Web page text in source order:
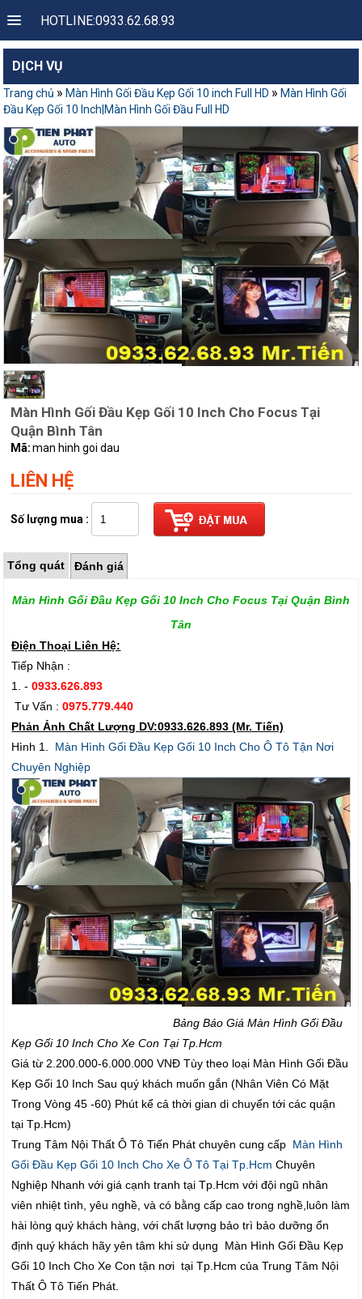
HOTLINE:0933.62.68.93
DỊCH VỤ
Trang chủ » Màn Hình Gối Đầu Kẹp Gối 10 inch Full HD » Màn Hình Gối
Đầu Kẹp Gối 10 Inch|Màn Hình Gối Đầu Full HD
Màn Hình Gối Đầu Kẹp Gối 10 Inch Cho Focus Tại
Quận Bình Tân
Mã: man hinh goi dau
LIÊN HỆ
Số lượng mua :
Tổng quát Đánh giá
Màn Hình Gối Đầu Kẹp Gối 10 Inch Cho Focus Tại Quận Bình
Tân
Điện Thoại Liên Hệ:
Tiếp Nhận :
1. -0933.626.893
Tư Vấn :0975.779.440
Phản Ảnh Chất Lượng DV:0933.626.893 (Mr. Tiến)
Hình 1. Màn Hình Gối Đầu Kẹp Gối 10 Inch Cho Ô Tô Tận Nơi
Chuyên Nghiệp
Bảng Báo Giá Màn Hình Gối Đầu
Kẹp Gối 10 Inch Cho Xe Con Tại Tp.Hcm
Giá từ 2.200.000-6.000.000 VNĐ Tùy theo loại Màn Hình Gối Đầu
Kẹp Gối 10 Inch Sau quý khách muốn gắn (Nhân Viên Có Mặt
Trong Vòng 45 -60) Phút kể cả thời gian di chuyển tới các quận
tại Tp.Hcm)
Trung Tâm Nội Thất Ô Tô Tiến Phát chuyên cung cấp Màn Hình
Gối Đầu Kẹp Gối 10 Inch Cho Xe Ô Tô Tại Tp.Hcm Chuyên
Nghiệp Nhanh với giá cạnh tranh tại Tp.Hcm với đội ngũ nhân
viên nhiệt tình, yêu nghề, và có bằng cấp cao trong nghề,luôn làm
hài lòng quý khách hàng, với chất lượng bảo trì bảo dưỡng ổn
định quý khách hãy yên tâm khi sử dụng Màn Hình Gối Đầu Kẹp
Gối 10 Inch Cho Xe Con tận nơi tại Tp.Hcm của Trung Tâm Nội
Thất Ô Tô Tiến Phát.